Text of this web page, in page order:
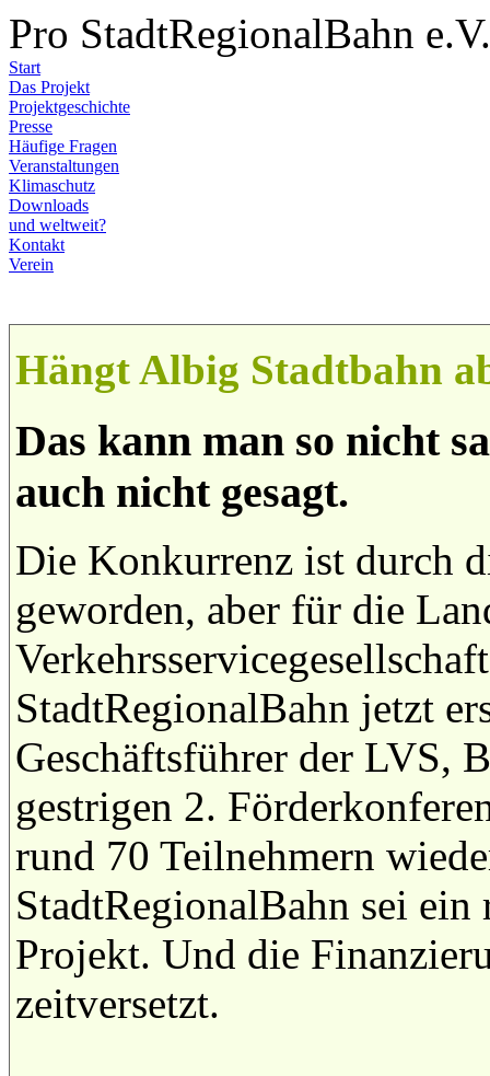
Pro StadtRegionalBahn e.V.
Start
Das Projekt
Projektgeschichte
Presse
Häufige Fragen
Veranstaltungen
Klimaschutz
Downloads
und weltweit?
Kontakt
Verein
Hängt Albig Stadtbahn
Das kann man so nicht
auch nicht gesagt.
Die Konkurrenz ist durch
geworden, aber für die
StadtRegionalBahn jetzt
Geschäftsführer der LVS,
gestrigen 2.
rund 70 Teilnehmern
StadtRegionalBahn sei
Projekt. Und die
zeitversetzt.